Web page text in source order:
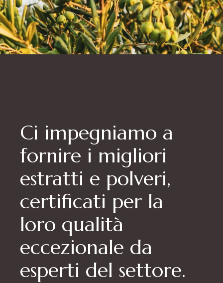
Ci impegniamo a
fornire i migliori
estratti e polveri,
certificati per la
loro qualità
eccezionale da
esperti del settore.